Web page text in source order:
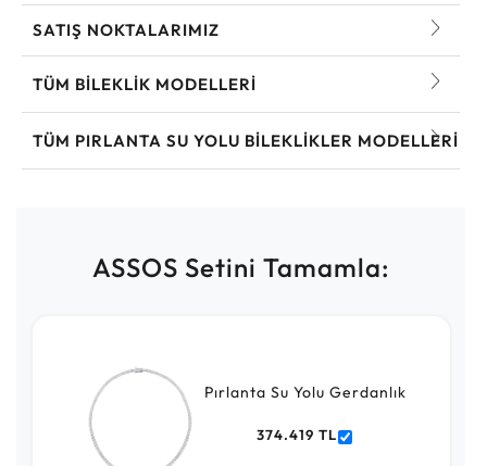
SATIŞ NOKTALARIMIZ
TÜM BILEKLIK MODELLERI
TÜM PIRLANTA SU YOLU BILEKLIKLER MODELLERI
ASSOS Setini Tamamla:
Pırlanta Su Yolu Gerdanlık
374.419 TL